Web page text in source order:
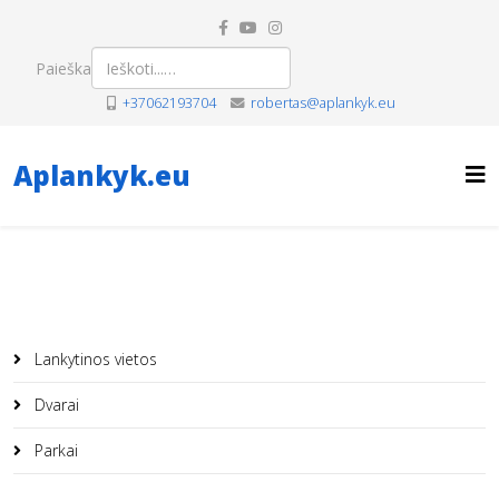
Paieška
+37062193704 robertas@aplankyk.eu
Aplankyk.eu
Lankytinos vietos
Dvarai
Parkai